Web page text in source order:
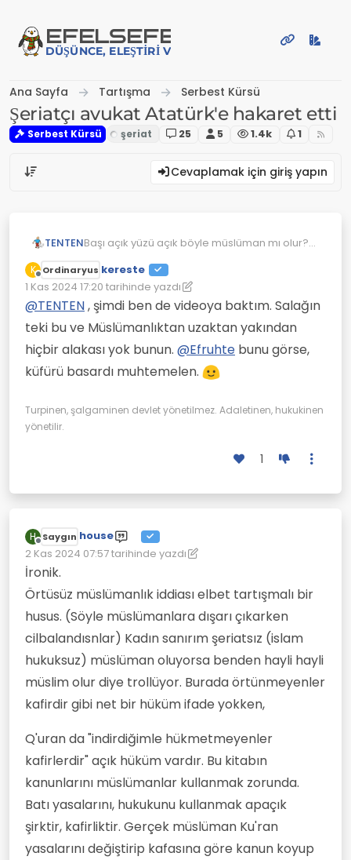
EFELSEFE
DÜŞÜNCE, ELEŞTIRI VE PAYLAŞIM PLATFORMU
Ana Sayfa Tartışma Serbest Kürsü
Şeriatçı avukat Atatürk'e hakaret etti
Serbest Kürsü 25 5 1.4k 1
Cevaplamak için giriş yapın
TENTENBaşı açık yüzü açık böyle müslüman mı olur?
Youtube üzerinden para kazanmak amacı
sanki.
K
Çevrimdışı
Ordinaryus kereste
1 Kas 2024 17:20 tarihinde yazdı
Son düzenleyen: kereste 11 Oca 2024 17:21
@TENTEN, şimdi ben de videoya baktım. Salağın
teki bu ve Müslümanlıktan uzaktan yakından
hiçbir alakası yok bunun. @Efruhte bunu görse,
küfürü basardı muhtemelen.
Turpinen, şalgaminen devlet yönetilmez. Adaletinen, hukukinen
yönetilir.
1
H
Çevrimdışı
Saygın house
2 Kas 2024 07:57tarihinde yazdı
Son düzenleyen: house11 Şub 2024 08:10
İronik.
Örtüsüz müslümanlık iddiası elbet tartışmalı bir
husus. (Söyle müslümanlara dışarı çıkarken
cilbalandısnlar) Kadın sanırım şeriatsız (islam
hukuksuz) müslüman oluyorsa benden hayli hayli
müslim olur diye trollüyor. Burada örtünmeyenler
kafirdir gibi net bir hüküm ifade yokken,
Q'uran da "indirdiğimle hükmetmeyenler
kafirlerdir" açık hüküm vardır. Bu kitabın
kanunlarını müslümanlar kullanmak zorunda.
Batı yasalarını, hukukunu kullanmak apaçık
şirktir, kafirliktir. Gerçek müslüman Ku'ran
yasalarını değiştirip kafasına göre kanun koyup